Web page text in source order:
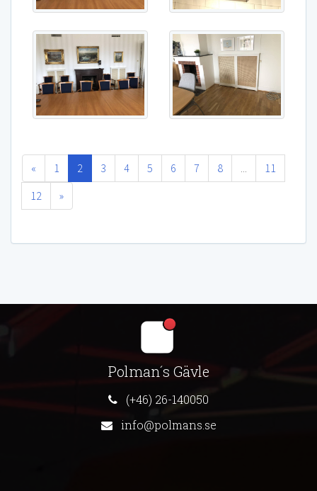
« 1 2 3 4 5 6 7 8
11
12
»
Polman´s Gävle
(+46) 26-140050
info@polmans.se